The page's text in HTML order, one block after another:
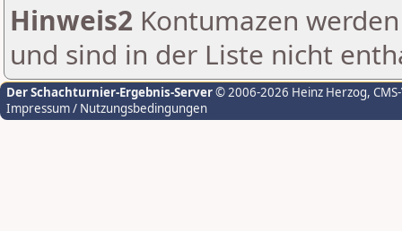
Hinweis2 Kontumazen
und sind in der Liste nicht
Der Schachturnier-Ergebnis-Server© 2006-2026 Heinz Herzog,
Impressum / Nutzungsbedingungen